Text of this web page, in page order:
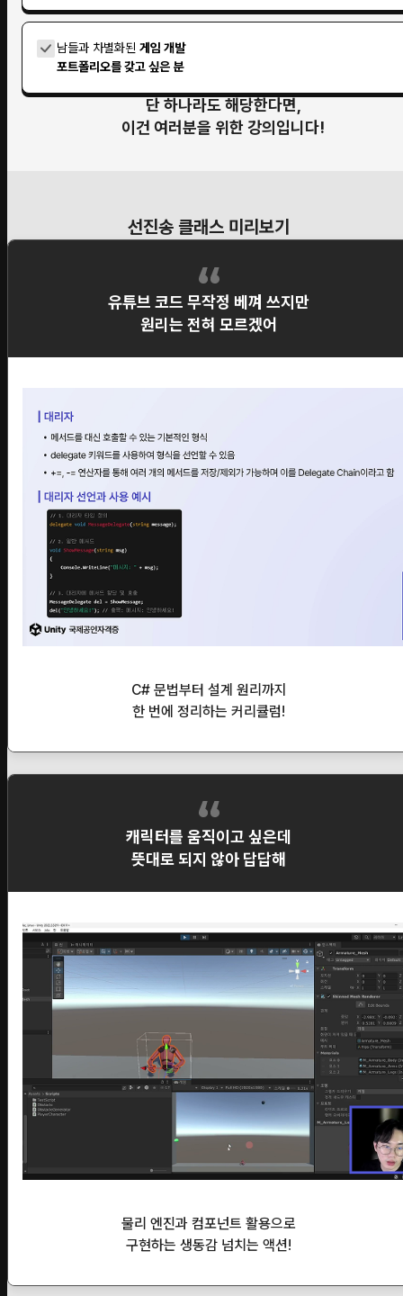
남들과 차별화된 게임 개발
포트폴리오를 갖고 싶은 분
단 하나라도 해당한다면,
이건 여러분을 위한 강의입니다!
선진송 클래스 미리보기
유튜브 코드 무작정 베껴 쓰지만
원리는 전혀 모르겠어
C# 문법부터 설계 원리까지
한 번에 정리하는 커리큘럼!
캐릭터를 움직이고 싶은데
뜻대로 되지 않아 답답해
물리 엔진과 컴포넌트 활용으로
구현하는 생동감 넘치는 액션!